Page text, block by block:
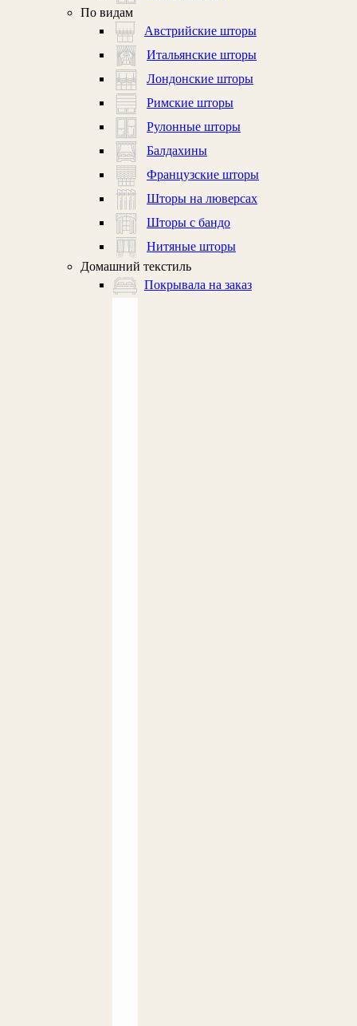
По видам
Австрийские шторы
Итальянские шторы
Лондонские шторы
Римские шторы
Рулонные шторы
Балдахины
Французские шторы
Шторы на люверсах
Шторы с бандо
Нитяные шторы
Домашний текстиль
Покрывала на заказ